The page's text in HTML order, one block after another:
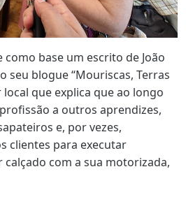
base um escrito de João
seu blogue “Mouriscas, Terras
local que explica que ao longo
a outros aprendizes,
e, por vezes,
clientes para executar
com a sua motorizada,